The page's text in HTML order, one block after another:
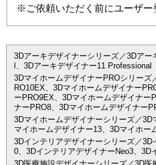
※ご依頼いただく前にユーザー
3Dアーキデザイナーシリーズ／3Dア
l、3Dアーキデザイナー11 Professional
3DマイホームデザイナーPROシリーズ
RO10EX、3Dマイホームデザイナー
ーPRO9EX、3Dマイホームデザイナー
ナーPRO8、3Dマイホームデザイナー
3Dマイホームデザイナーシリーズ／
マイホームデザイナー13、3Dマイホー
3Dインテリアデザイナーシリーズ／3D
0、3DインテリアデザイナーNeo3、3D